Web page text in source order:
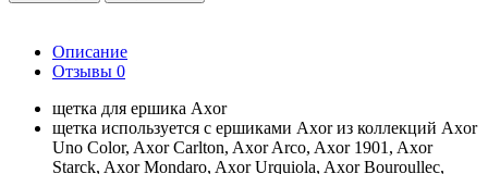
Описание
Отзывы 0
щетка для ершика Axor
щетка используется с ершиками Axor из коллекций Axor
Uno Color, Axor Carlton, Axor Arco, Axor 1901, Axor
Starck, Axor Mondaro, Axor Urquiola, Axor Bouroullec,